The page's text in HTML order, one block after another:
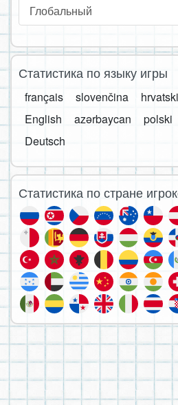
Глобальный
Статистика по языку игры
français slovenčina hrvatski
English
azərbaycan polski
Deutsch
Статистика по стране